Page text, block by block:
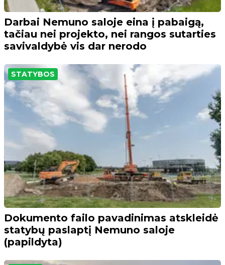
Darbai Nemuno saloje eina į pabaigą,
tačiau nei projekto, nei rangos sutarties
savivaldybė vis dar nerodo
STATYBOS
Dokumento failo pavadinimas atskleidė
statybų paslaptį Nemuno saloje
(papildyta)